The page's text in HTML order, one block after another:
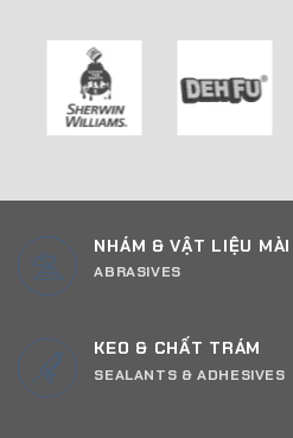
NHÁM & VẬT LIỆU MÀI
ABRASIVES
KEO & CHẤT TRÁM
SEALANTS & ADHESIVES